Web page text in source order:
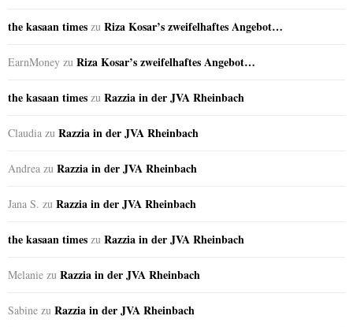
the kasaan times zu Riza Kosar’s zweifelhaftes Angebot…
EarnMoney zu Riza Kosar’s zweifelhaftes Angebot…
the kasaan times zu Razzia in der JVA Rheinbach
Claudia zu Razzia in der JVA Rheinbach
Andrea zu Razzia in der JVA Rheinbach
Jana S. zu Razzia in der JVA Rheinbach
the kasaan times zu Razzia in der JVA Rheinbach
Melanie zu Razzia in der JVA Rheinbach
Sabine zu Razzia in der JVA Rheinbach